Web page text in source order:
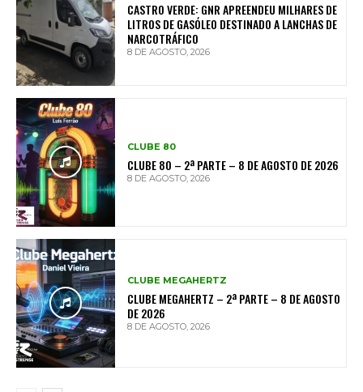
CASTRO VERDE: GNR APREENDEU MILHARES DE
LITROS DE GASÓLEO DESTINADO A LANCHAS DE
NARCOTRÁFICO
8 DE AGOSTO, 2026
CLUBE 80
CLUBE 80 – 2ª PARTE – 8 DE AGOSTO DE 2026
8 DE AGOSTO, 2026
CLUBE MEGAHERTZ
CLUBE MEGAHERTZ – 2ª PARTE – 8 DE AGOSTO
DE 2026
8 DE AGOSTO, 2026